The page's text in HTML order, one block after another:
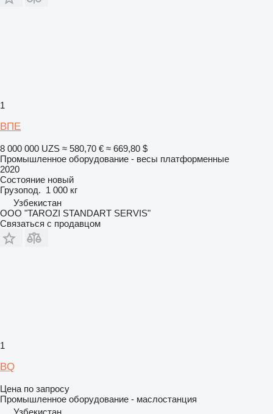
1
ВПЕ
8 000 000 UZS ≈ 580,70 € ≈ 669,80 $
Промышленное оборудование - весы платформенные
2020
Состояние новый
Грузопод. 1 000 кг
Узбекистан
ООО "TAROZI STANDART SERVIS"
Связаться с продавцом
1
BQ
Цена по запросу
Промышленное оборудование - маслостанция
Узбекистан